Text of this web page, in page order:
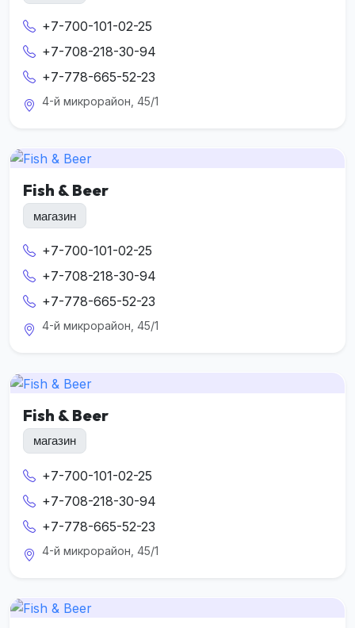
+7-700-101-02-25
+7-708-218-30-94
+7-778-665-52-23
4-й микрорайон, 45/1
Fish & Beer
магазин
+7-700-101-02-25
+7-708-218-30-94
+7-778-665-52-23
4-й микрорайон, 45/1
Fish & Beer
магазин
+7-700-101-02-25
+7-708-218-30-94
+7-778-665-52-23
4-й микрорайон, 45/1